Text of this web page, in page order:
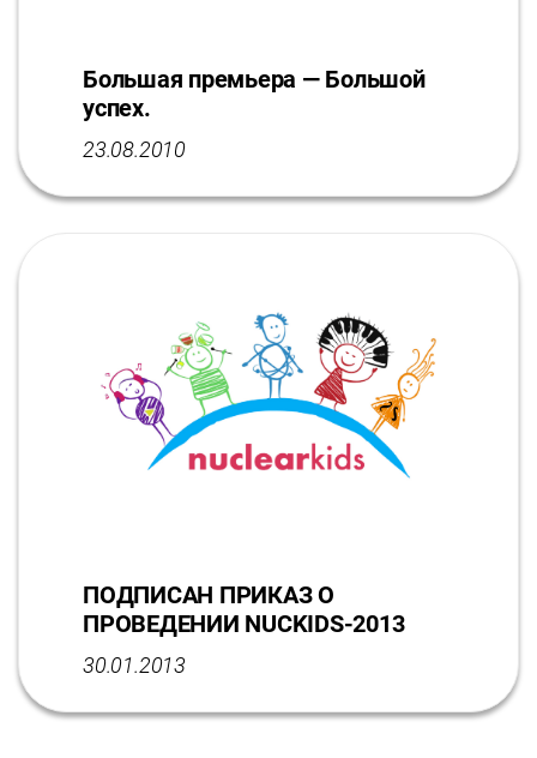
Большая премьера — Большой
успех.
23.08.2010
ПОДПИСАН ПРИКАЗ О
ПРОВЕДЕНИИ NUCKIDS-2013
30.01.2013